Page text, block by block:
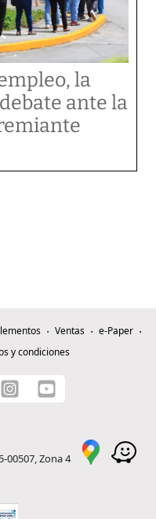
la
ante la
Ventas
e-Paper
y condiciones
00507, Zona 4